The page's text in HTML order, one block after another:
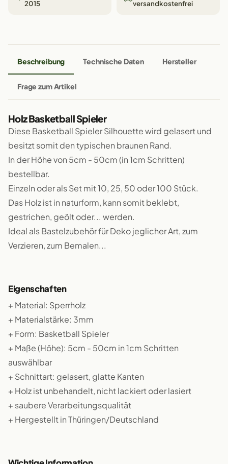
2015
versandkostenfrei
Beschreibung Technische Daten Hersteller
Frage zum Artikel
Holz Basketball Spieler
Diese Basketball Spieler Silhouette wird gelasert und
besitzt somit den typischen braunen Rand.
In der Höhe von 5cm - 50cm (in 1cm Schritten)
bestellbar.
Einzeln oder als Set mit 10, 25, 50 oder 100 Stück.
Das Holz ist in naturform, kann somit beklebt,
gestrichen, geölt oder... werden.
Ideal als Bastelzubehör für Deko jeglicher Art, zum
Verzieren, zum Bemalen...
Eigenschaften
+ Material: Sperrholz
+ Materialstärke: 3mm
+ Form: Basketball Spieler
+ Maße (Höhe): 5cm - 50cm in 1cm Schritten
auswählbar
+ Schnittart: gelasert, glatte Kanten
+ Holz ist unbehandelt, nicht lackiert oder lasiert
+ saubere Verarbeitungsqualität
+ Hergestellt in Thüringen/Deutschland